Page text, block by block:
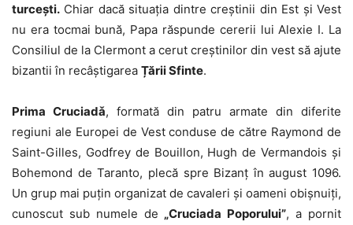
turcești. Chiar dacă situația dintre creștinii din Est și Vest
nu era tocmai bună, Papa răspunde cererii lui Alexie I. La
Consiliul de la Clermont a cerut creștinilor din vest să ajute
bizantii în recâștigarea Țării Sfinte.
Prima Cruciadǎ, formată din patru armate din diferite
regiuni ale Europei de Vest conduse de către Raymond de
Saint-Gilles, Godfrey de Bouillon, Hugh de Vermandois și
Bohemond de Taranto, plecă spre Bizanț în august 1096.
Un grup mai puțin organizat de cavaleri și oameni obișnuiți,
cunoscut sub numele de „Cruciada Poporului”, a pornit